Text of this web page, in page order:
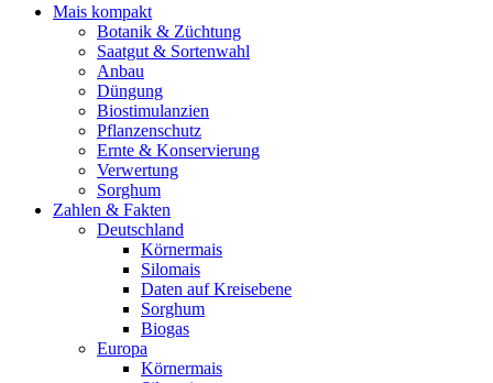
Mais kompakt
Botanik & Züchtung
Saatgut & Sortenwahl
Anbau
Düngung
Biostimulanzien
Pflanzenschutz
Ernte & Konservierung
Verwertung
Sorghum
Zahlen & Fakten
Deutschland
Körnermais
Silomais
Daten auf Kreisebene
Sorghum
Biogas
Europa
Körnermais